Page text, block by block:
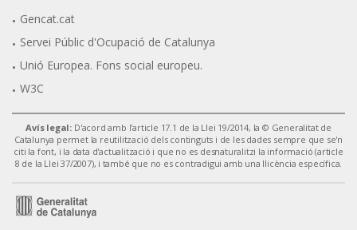
Gencat.cat
Servei Públic d'Ocupació de Catalunya
Unió Europea. Fons social europeu.
W3C
Avís legal: D'acord amb l'article 17.1 de la Llei 19/2014, la © Generalitat de
Catalunya permet la reutilització dels continguts i de les dades sempre que se'n
citi la font, i la data d'actualització i que no es desnaturalitzi la informació (article
8 de la Llei 37/2007), i també que no es contradigui amb una llicència específica.